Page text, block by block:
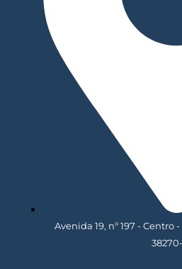
Avenida 19, nº 197 - Centro